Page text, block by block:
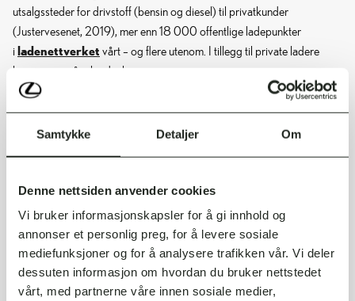
Samtykke Detaljer Om
Denne nettsiden anvender cookies
Vi bruker informasjonskapsler for å gi innhold og
annonser et personlig preg, for å levere sosiale
mediefunksjoner og for å analysere trafikken vår. Vi deler
dessuten informasjon om hvordan du bruker nettstedet
vårt, med partnerne våre innen sosiale medier,
utsalgssteder for drivstoff (bensin og diesel) til privatkunder
(Justervesenet, 2019), mer enn 18 000 offentlige ladepunkter
iladenettverketvårt – og flere utenom. I tillegg til private ladere
hjemme og på arbeidsplasser.
nevnte 18 000 ladepunkter i Norge) over 640 000 ladepunkter i
nettverket vårt, fordelt på 20 land – som du som Lexus-kunde kan
disponere i øst og vest.
Og det beste av alt? Du får all lading på én og samme regning, i norske
kroner!